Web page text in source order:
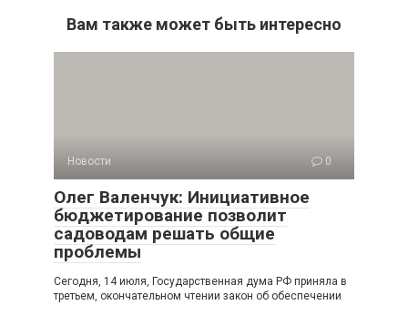
Вам также может быть интересно
Новости 0
Олег Валенчук: Инициативное
бюджетирование позволит
садоводам решать общие
проблемы
Сегодня, 14 июля, Государственная дума РФ приняла в
третьем, окончательном чтении закон об обеспечении